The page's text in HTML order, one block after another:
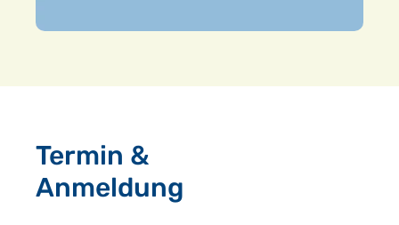
Termin &
Anmeldung